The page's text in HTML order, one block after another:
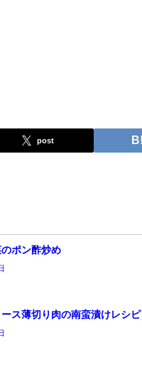
post
ポン酢炒め
ス薄切り肉の南蛮漬けレシピ